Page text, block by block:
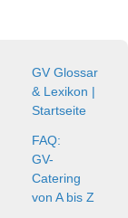
GV Glossar
& Lexikon |
Startseite
FAQ:
GV-
Catering
von A bis Z